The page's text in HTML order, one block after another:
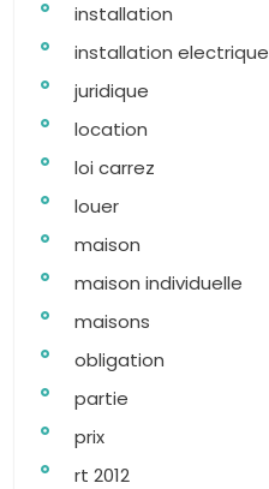
installation
installation electrique
juridique
location
loi carrez
louer
maison
maison individuelle
maisons
obligation
partie
prix
rt 2012